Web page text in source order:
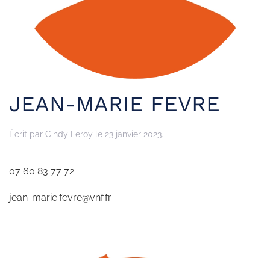
JEAN-MARIE FEVRE
Écrit par Cindy Leroy le 23 janvier 2023.
07 60 83 77 72
jean-marie.fevre@vnf.fr